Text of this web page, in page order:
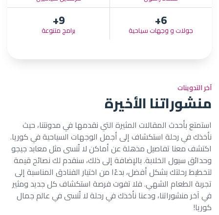
6
+
جولات و وجهات سياحية 9
+
برامج متنوعة
آخر التدوينات
منشوراتنا الأخيرة
استمتع بأحدث المقالات المثيرة التي نقدمها في مدونتنا، حيث
نأخذك في رحلة استكشاف إلى أجمل الوجهات السياحية في كوريا.
اكتشف معنا تفاصيل مذهلة عن أماكن لا تُنسى مثل معابد جيجو
وحدائق سيول الخلابة. بالإضافة إلى ذلك، سنقدم لك نصائح قيمة
لتخطيط رحلتك بشكل أفضل، بدءًا من اختيار الفنادق المناسبة إلى
تجربة الطعام الشهي. فلا تفوت فرصة استكشاف كل جديد ومثير
في آخر منشوراتنا، ودعنا نأخذك في رحلة لا تُنسى في عالم جمال
كوريا!